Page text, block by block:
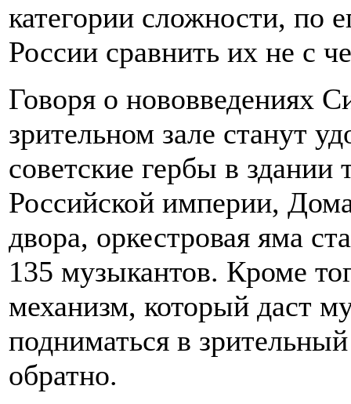
категории сложности, по
России сравнить их не с
Говоря о нововведениях
зрительном зале станут
советские гербы в здании
Российской империи,
двора, оркестровая яма
135 музыкантов. Кроме
механизм, который даст
подниматься в
обратно.